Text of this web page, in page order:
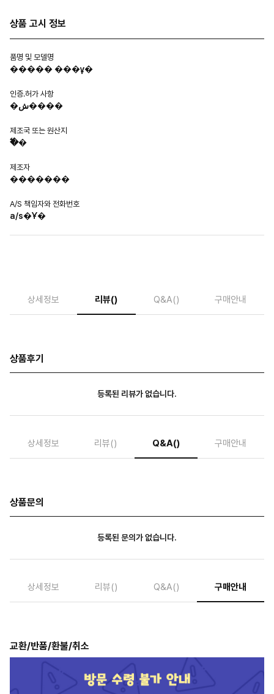
상품 고시 정보
품명 및 모델명
����� ���ұ�
인증.허가 사항
�ش����
제조국 또는 원산지
�߱�
제조자
�������
A/S 책임자와 전화번호
a/s�Ұ�
상세정보 리뷰() Q&A() 구매안내
상품후기
등록된 리뷰가 없습니다.
상세정보 리뷰() Q&A() 구매안내
상품문의
등록된 문의가 없습니다.
상세정보 리뷰() Q&A() 구매안내
교환/반품/환불/취소